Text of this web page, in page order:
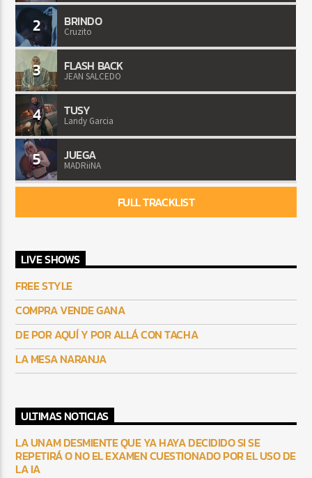
2 BRINDO
Cruzito
3 FLASH BACK
JEAN SALCEDO
4 TUSY
Landy Garcia
5 JUEGA
MADRiiNA
FULL TRACKLIST
LIVE SHOWS
FREE STYLE
COMPRA VENDE GANA
DE POR AQUÍ Y POR ALLÁ CON TACHA
LA MESA NARANJA
ULTIMAS NOTICIAS
LA UNAM DESMIENTE QUE YA HAYA DECIDIDO SI SE
REPETIRÁ O NO EL EXAMEN CUESTIONADO POR EL USO DE
LA IA